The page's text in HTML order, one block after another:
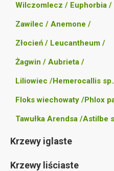
Wilczomlecz / Euphorbia /
Zawilec / Anemone /
Złocień / Leucantheum /
Żagwin / Aubrieta /
Liliowiec /Hemerocallis
Floks wiechowaty /Phlox
Tawułka Arendsa /Astilbe
Krzewy iglaste
Krzewy liściaste